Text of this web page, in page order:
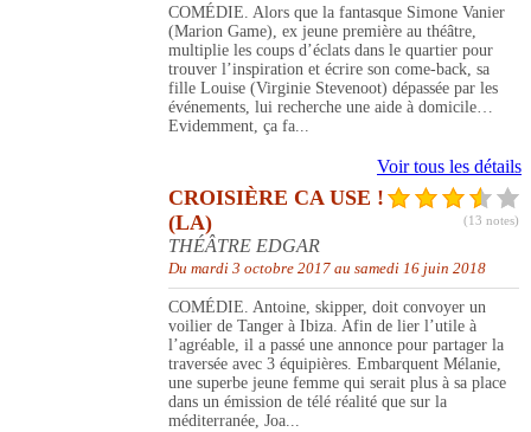
COMÉDIE. Alors que la fantasque Simone Vanier
(Marion Game), ex jeune première au théâtre,
multiplie les coups d’éclats dans le quartier pour
trouver l’inspiration et écrire son come-back, sa
fille Louise (Virginie Stevenoot) dépassée par les
événements, lui recherche une aide à domicile…
Evidemment, ça fa...
Voir tous les détails
(13 notes)
CROISIÈRE CA USE !
(LA)
THÉÂTRE EDGAR
Du mardi 3 octobre 2017 au samedi 16 juin 2018
COMÉDIE. Antoine, skipper, doit convoyer un
voilier de Tanger à Ibiza. Afin de lier l’utile à
l’agréable, il a passé une annonce pour partager la
traversée avec 3 équipières. Embarquent Mélanie,
une superbe jeune femme qui serait plus à sa place
dans un émission de télé réalité que sur la
méditerranée, Joa...